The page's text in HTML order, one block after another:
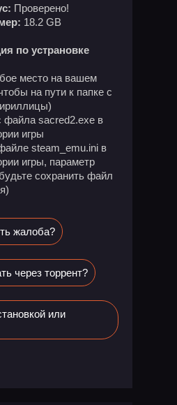
Проверено!
18.2 GB
по устрановке
место на вашем
на пути к папке с
файла sacred2.exe в
игры
steam_emu.ini в
игры, параметр
сохранить файл
жалоба?
через торрент?
или